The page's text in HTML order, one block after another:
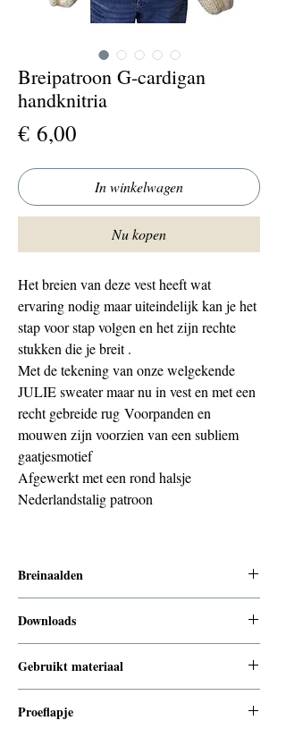
Breipatroon G-cardigan
handknitria
€ 6,00
In winkelwagen
Nu kopen
Het breien van deze vest heeft wat
ervaring nodig maar uiteindelijk kan je het
stap voor stap volgen en het zijn rechte
stukken die je breit .
Met de tekening van onze welgekende
JULIE sweater maar nu in vest en met een
recht gebreide rug Voorpanden en
mouwen zijn voorzien van een subliem
gaatjesmotief
Afgewerkt met een rond halsje
Nederlandstalig patroon
Breinaalden
de panden
Downloads
je een link op de bedankpagina bij het
afrekenen. Je krijgt ook een link per e-mail
die 30 dagen geldig is.Dit breipatroon is
Gebruikt materiaal
+ Drops kid silk
Proeflapje